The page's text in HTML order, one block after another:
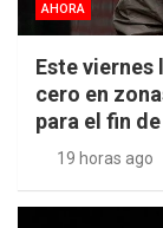
AHORA
Este
cero en
para el fin
19 horas ago